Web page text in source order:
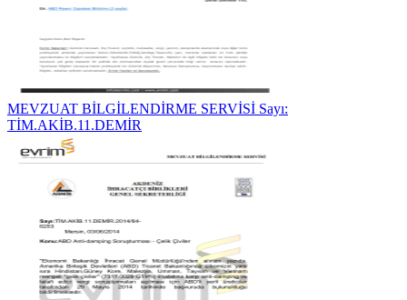
MEVZUAT BİLGİLENDİRME SERVİSİ Sayı:
TİM.AKİB.11.DEMİR